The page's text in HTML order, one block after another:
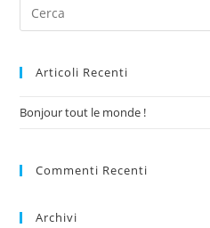
Articoli Recenti
Bonjour tout le monde !
Commenti Recenti
Archivi